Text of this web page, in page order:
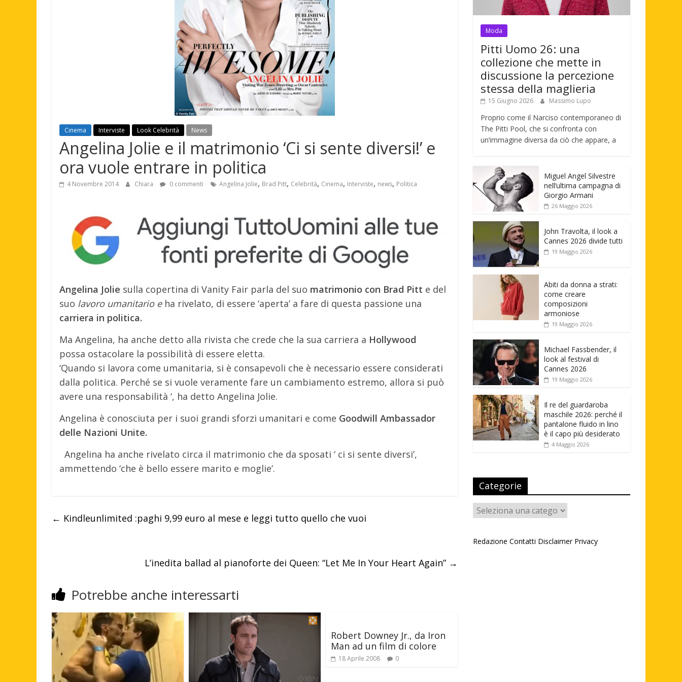
Cinema Interviste Look Celebrità News
Angelina Jolie e il matrimonio ‘Ci si sente diversi!’ e
ora vuole entrare in politica
4 Novembre 2014 Chiara 0 commenti Angelina Jolie, Brad Pitt, Celebrità, Cinema, Interviste, news, Politica
Angelina Jolie sulla copertina di Vanity Fair parla del suo matrimonio con Brad Pitt e del
suo lavoro umanitario e ha rivelato, di essere ‘aperta’ a fare di questa passione una
carriera in politica.
Ma Angelina, ha anche detto alla rivista che crede che la sua carriera a Hollywood
possa ostacolare la possibilità di essere eletta.
‘Quando si lavora come umanitaria, si è consapevoli che è necessario essere considerati
dalla politica. Perché se si vuole veramente fare un cambiamento estremo, allora si può
avere una responsabilità ‘, ha detto Angelina Jolie.
Angelina è conosciuta per i suoi grandi sforzi umanitari e come Goodwill Ambassador
delle Nazioni Unite.
Angelina ha anche rivelato circa il matrimonio che da sposati ‘ ci si sente diversi’,
ammettendo ‘che è bello essere marito e moglie’.
← Kindleunlimited :paghi 9,99 euro al mese e leggi tutto quello che vuoi
L’inedita ballad al pianoforte dei Queen: “Let Me In Your Heart Again” →
Potrebbe anche interessarti
Robert Downey Jr., da Iron
Man ad un film di colore
18 Aprile 2008 0
Moda
Pitti Uomo 26: una
collezione che mette in
discussione la percezione
stessa della maglieria
15 Giugno 2026 Massimo Lupo
Proprio come il Narciso contemporaneo di
The Pitti Pool, che si confronta con
un’immagine diversa da ciò che appare, a
Miguel Angel Silvestre
nell’ultima campagna di
Giorgio Armani
26 Maggio 2026
John Travolta, il look a
Cannes 2026 divide tutti
19 Maggio 2026
Abiti da donna a strati:
come creare
composizioni
armoniose
19 Maggio 2026
Michael Fassbender, il
look al festival di
Cannes 2026
19 Maggio 2026
Il re del guardaroba
maschile 2026: perché il
pantalone fluido in lino
è il capo più desiderato
4 Maggio 2026
Categorie
Categorie
Redazione Contatti Disclaimer Privacy